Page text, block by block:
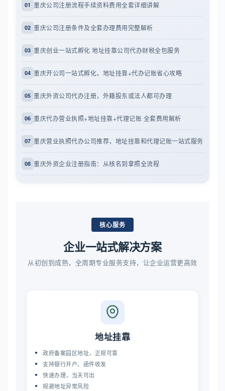
01 重庆公司注册流程手续资料费用全套详细讲解
02 重庆公司注册条件及全套办理费用完整解析
03 重庆创业一站式孵化 地址挂靠公司代办财税全包服务
04 重庆开公司一站式孵化，地址挂靠+代办记账省心攻略
05 重庆外资公司代办注册，外籍股东或法人都可办理
06 重庆代办营业执照+地址挂靠+代理记账 全套费用解析
07 重庆营业执照代办公司推荐，地址挂靠和代理记账一站式服务
08 重庆外资企业注册指南：从核名到拿照全流程
核心服务
企业一站式解决方案
从初创到成熟，全周期专业服务支持，让企业运营更高效
地址挂靠
政府备案园区地址，正规可靠
支持银行开户、函件收发
快速办理，当天可出
规避地址异常风险